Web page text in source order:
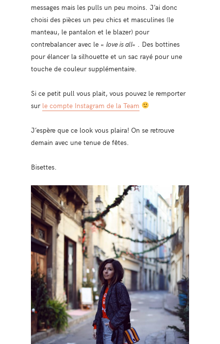
messages mais les pulls un peu moins. J’ai donc
choisi des pièces un peu chics et masculines (le
manteau, le pantalon et le blazer) pour
contrebalancer avec le « love is all« . Des bottines
pour élancer la silhouette et un sac rayé pour une
touche de couleur supplémentaire.
Si ce petit pull vous plait, vous pouvez le remporter
sur le compte Instagram de la Team
J’espère que ce look vous plaira! On se retrouve
demain avec une tenue de fêtes.
Bisettes.